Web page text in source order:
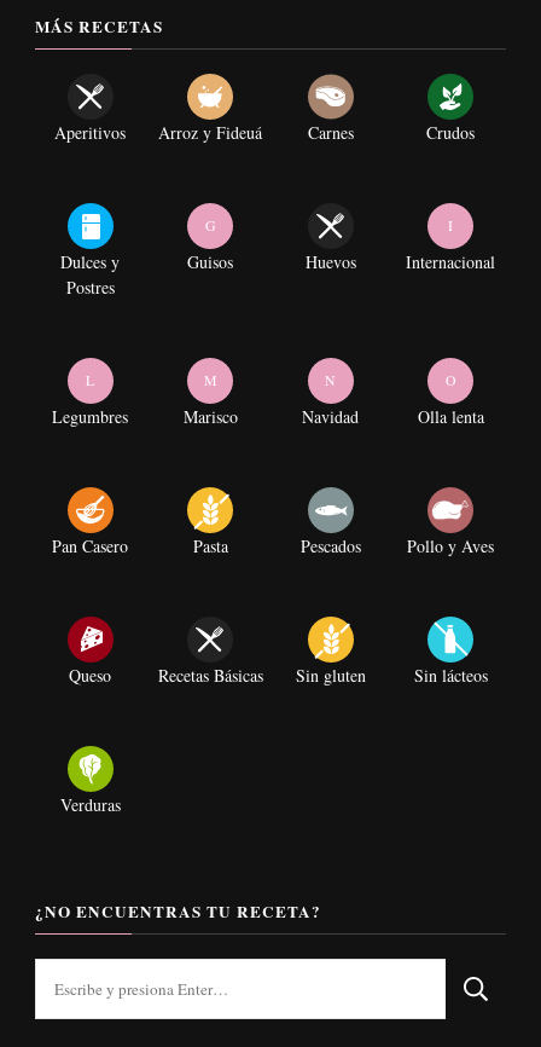
MÁS RECETAS
Aperitivos Arroz y Fideuá Carnes Crudos
Dulces y
Postres
G
Guisos Huevos
I
Internacional
L
Legumbres
M
Marisco
N
Navidad
O
Olla lenta
Pan Casero Pasta Pescados Pollo y Aves
Queso Recetas Básicas Sin gluten Sin lácteos
Verduras
¿NO ENCUENTRAS TU RECETA?